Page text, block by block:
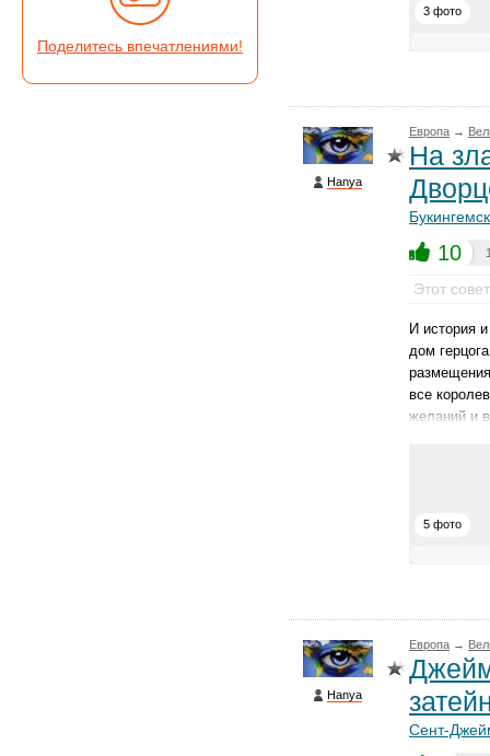
Поделитесь впечатлениями!
3 фото
Hanya
Европа →
На
10
Этот
И история
дом
все
желаний и
5 фото
Hanya
Европа →
Сент-